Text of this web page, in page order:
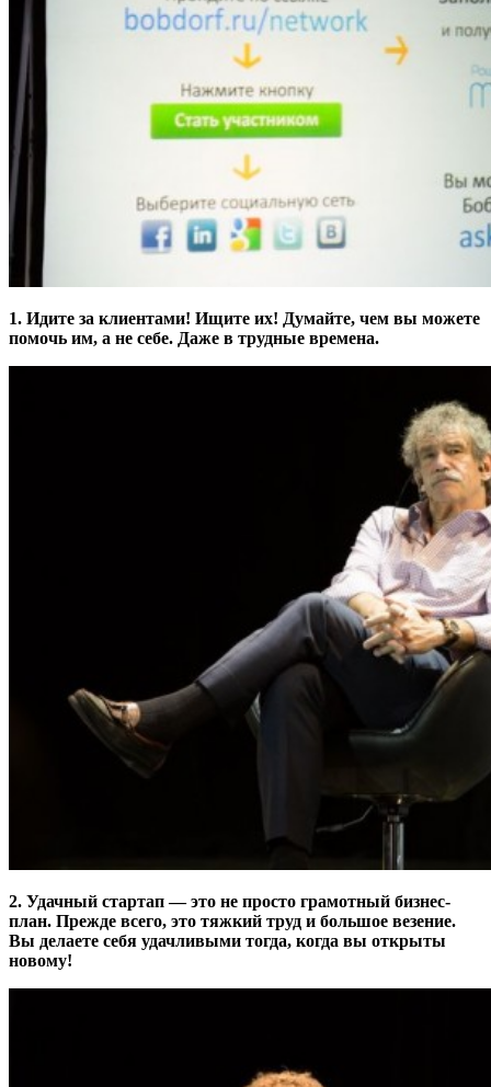
1. Идите за клиентами! Ищите их! Думайте, чем вы можете
помочь им, а не себе. Даже в трудные времена.
2. Удачный стартап — это не просто грамотный бизнес-
план. Прежде всего, это тяжкий труд и большое везение.
Вы делаете себя удачливыми тогда, когда вы открыты
новому!